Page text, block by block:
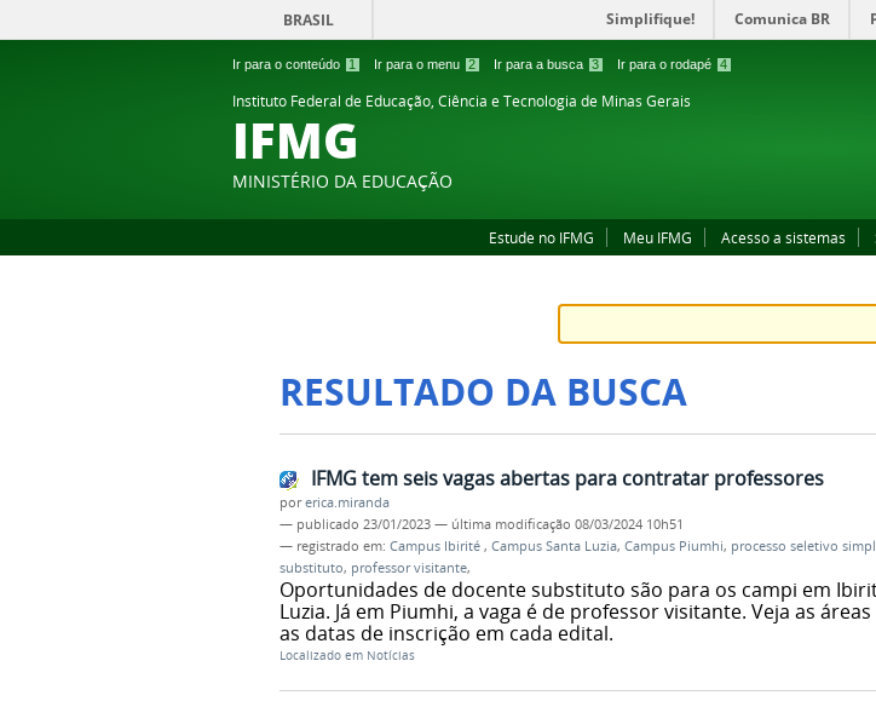
Ir para o conteúdo 1 Ir para o menu 2 Ir para a busca 3 Ir para o rodapé 4
BRASIL Simplifique! Comunica BR
Instituto Federal de Educação, Ciência e Tecnologia de Minas Gerais
IFMG
MINISTÉRIO DA EDUCAÇÃO
Estude no IFMG Meu IFMG Acesso a sistemas
RESULTADO DA BUSCA
IFMG tem seis vagas abertas para contratar professores
porerica.miranda
— publicado 23/01/2023 — última modificação 08/03/2024 10h51
— registrado em: Campus Ibirité , Campus Santa Luzia, Campus Piumhi, processo seletivo
substituto, professor visitante,
Oportunidades de docente substituto são para os campi em
Luzia. Já em Piumhi, a vaga é de professor visitante. Veja as áreas
as datas de inscrição em cada edital.
Localizado em Notícias